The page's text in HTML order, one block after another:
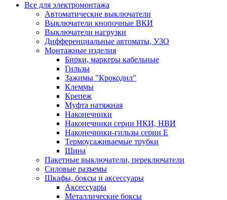
Все для электромонтажа
Автоматические выключатели
Выключатели кнопочные ВКИ
Выключатели нагрузки
Дифференциальные автоматы, УЗО
Монтажные изделия
Бирки, маркеры кабельные
Гильзы
Зажимы "Крокодил"
Клеммы
Крепеж
Муфта натяжная
Наконечники
Наконечники серии НКИ, НВИ
Наконечники-гильзы серии Е
Термоусаживаемые трубки
Шина
Пакетные выключатели, переключатели
Силовые разъемы
Шкафы, боксы и аксессуары
Аксессуары
Металлические боксы